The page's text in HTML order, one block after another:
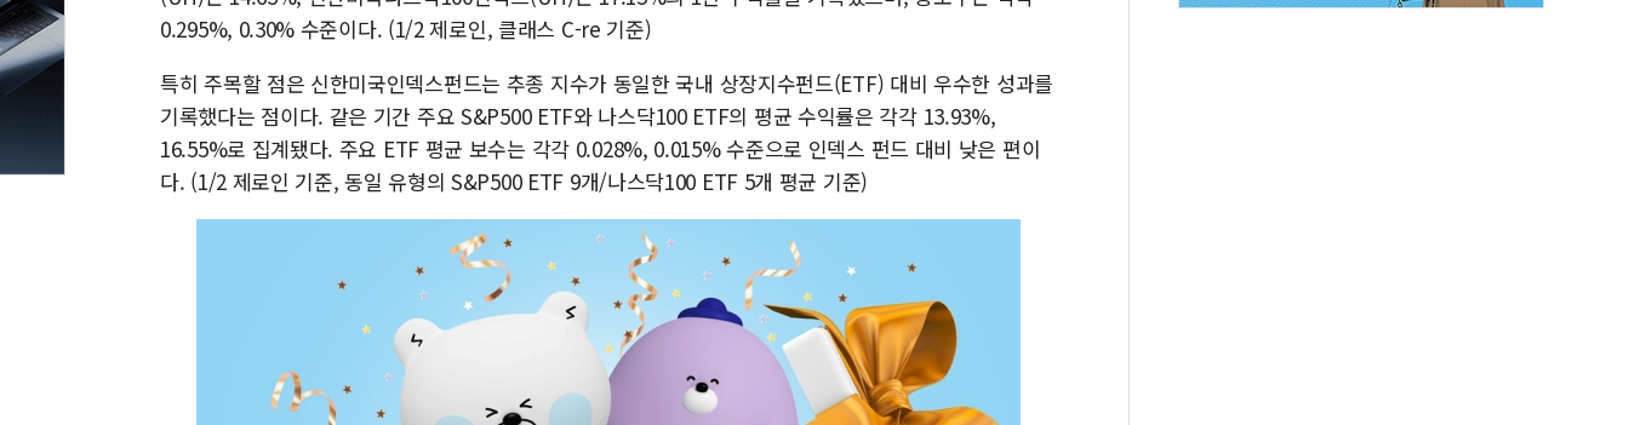
0.295%, 0.30% 수준이다. (1/2 제로인, 클래스 C-re 기준)
특히 주목할 점은 신한미국인덱스펀드는 추종 지수가 동일한 국내 상장지수펀드(ETF) 대비 우수한 성과를
기록했다는 점이다. 같은 기간 주요 S&P500 ETF와 나스닥100 ETF의 평균 수익률은 각각 13.93%,
16.55%로 집계됐다. 주요 ETF 평균 보수는 각각 0.028%, 0.015% 수준으로 인덱스 펀드 대비 낮은 편이
다. (1/2 제로인 기준, 동일 유형의 S&P500 ETF 9개/나스닥100 ETF 5개 평균 기준)